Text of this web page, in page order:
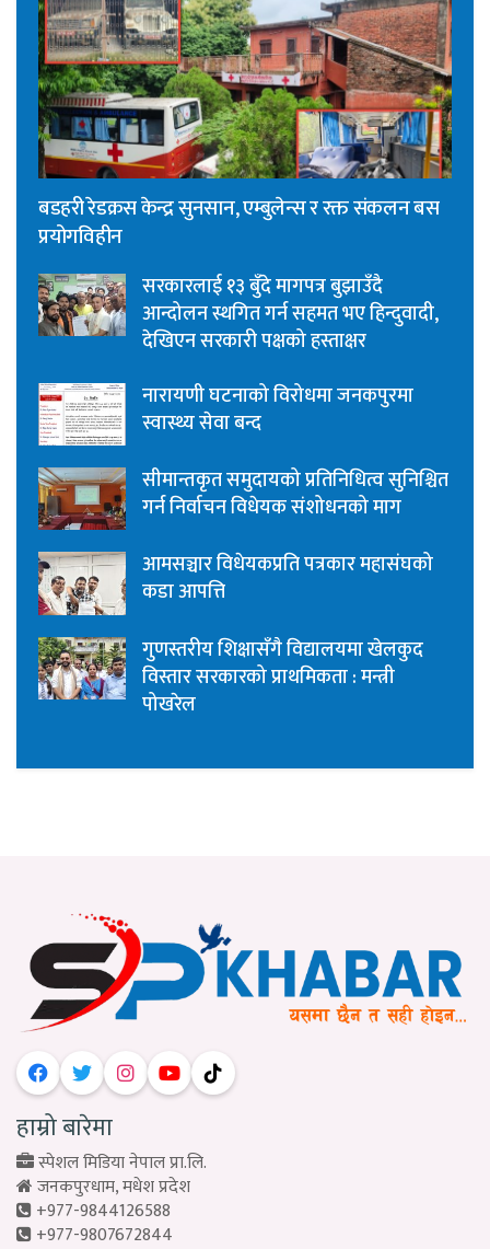
बडहरी रेडक्रस केन्द्र सुनसान, एम्बुलेन्स र रक्त संकलन बस
प्रयोगविहीन
सरकारलाई १३ बुँदे मागपत्र बुझाउँदै
आन्दोलन स्थगित गर्न सहमत भए हिन्दुवादी,
देखिएन सरकारी पक्षको हस्ताक्षर
नारायणी घटनाको विरोधमा जनकपुरमा
स्वास्थ्य सेवा बन्द
सीमान्तकृत समुदायको प्रतिनिधित्व सुनिश्चित
गर्न निर्वाचन विधेयक संशोधनको माग
आमसञ्चार विधेयकप्रति पत्रकार महासंघको
कडा आपत्ति
गुणस्तरीय शिक्षासँगै विद्यालयमा खेलकुद
विस्तार सरकारको प्राथमिकता : मन्त्री
पोखरेल
हाम्रो बारेमा
स्पेशल मिडिया नेपाल प्रा.लि.
जनकपुरधाम, मधेश प्रदेश
+977-9844126588
+977-9807672844